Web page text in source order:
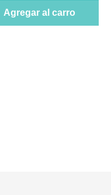
Agregar al carro